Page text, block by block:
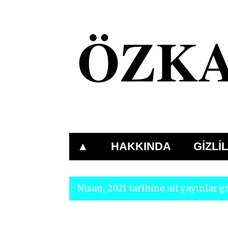
▲ HAKKINDA
Nisan, 2021 tarihine ait yayınlar